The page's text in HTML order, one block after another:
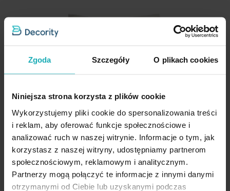
Zgoda Szczegóły O plikach cookies
Niniejsza strona korzysta z plików cookie
Wykorzystujemy pliki cookie do spersonalizowania treści
i reklam, aby oferować funkcje społecznościowe i
analizować ruch w naszej witrynie. Informacje o tym, jak
korzystasz z naszej witryny, udostępniamy partnerom
społecznościowym, reklamowym i analitycznym.
Partnerzy mogą połączyć te informacje z innymi danymi
otrzymanymi od Ciebie lub uzyskanymi podczas
Skład materiałowy
Pobierz instrukcję użytkowania i bezpieczeństwa produktu
trwały i efektowny
Wykończenie:
elegancka wypustka na brzegach dla
nowoczesny, klasyczny lub glamour – idealny do
Przeznaczenie:dekoracja sofy, łóżka, fotela lub narożnika
Funkcjonalność:miękka i przyjemna w dotyku, dodająca
wnętrzu przytulności
Dane techniczne:
Poszewka na poduszkę 40x60
cm z szenilowej tkaniny
kremowa w drobne prążki Eva
Minge Elegante Eurofirany